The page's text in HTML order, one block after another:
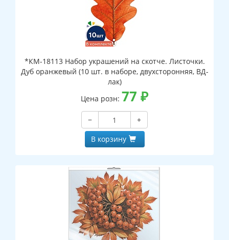
*КМ-18113 Набор украшений на скотче. Листочки.
Дуб оранжевый (10 шт. в наборе, двухсторонняя, ВД-
лак)
Цена розн: 77 ₽
−
+
В корзину